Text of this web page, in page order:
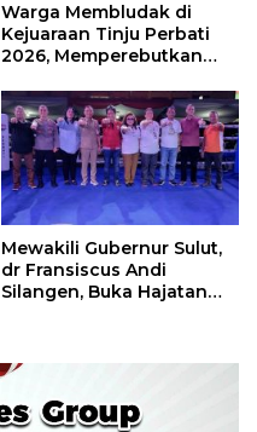
Warga Membludak di
Kejuaraan Tinju Perbati
2026, Memperebutkan
Mewakili Gubernur Sulut,
dr Fransiscus Andi
Silangen, Buka Hajatan